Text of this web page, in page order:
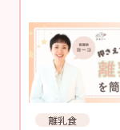
離乳食